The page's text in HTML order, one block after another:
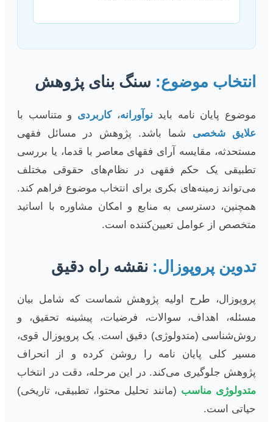
انتخاب موضوع: سنگ بنای پژوهش
موضوع پایان نامه باید نوآورانه،کاربردی و متناسب با
علایق شخصی شما باشد. پژوهش در مسائل فقهی
مستحدثه، مقایسه آرای فقهای معاصر با قدما، یا بررسی
تطبیقی یک حکم فقهی در نظام‌های حقوقی مختلف
می‌تواند زمینه‌های بکری برای انتخاب موضوع فراهم کند.
همچنین، دسترسی به منابع و امکان مشاوره با اساتید
متخصص از عوامل تعیین‌کننده است.
تدوین پروپوزال: نقشه راه دقیق
پروپوزال، طرح اولیه پژوهش شماست که شامل بیان
مسئله، اهداف، سوالات، فرضیات، پیشینه تحقیق، و
روش‌شناسی (متدولوژی) دقیق است. یک پروپوزال قوی،
مسیر کلی پایان نامه را روشن کرده و از انحراف
پژوهش جلوگیری می‌کند. در این مرحله، دقت در انتخاب
متدولوژی مناسب (مانند تحلیل محتوا، تطبیقی، تاریخی)
حیاتی است.